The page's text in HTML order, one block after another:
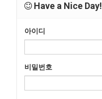
Have a Nice Day!
아이디
비밀번호